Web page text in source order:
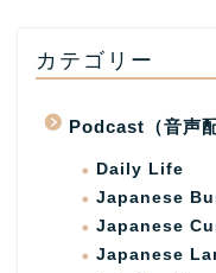
カテゴリー
Podcast（音声配
Daily Life
Japanese
Japanese
Japanese